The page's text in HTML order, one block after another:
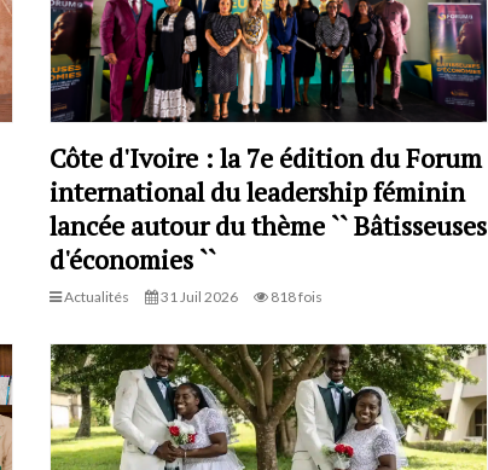
Côte d'Ivoire : la 7e édition du Forum
international du leadership féminin
lancée autour du thème `` Bâtisseuses
d'économies ``
Actualités 31 Juil 2026 818 fois